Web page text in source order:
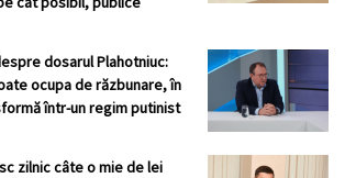
dosarul Plahotniuc:
ocupa de răzbunare, în
într-un regim putinist
zilnic câte o mie de lei